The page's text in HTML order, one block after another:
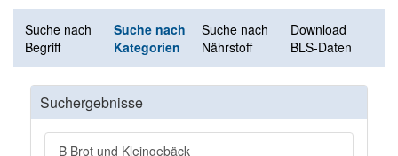
Suche nach
Begriff
Suche nach
Kategorien
Suche nach
Nährstoff
Download
BLS-Daten
Suchergebnisse
B Brot und Kleingebäck